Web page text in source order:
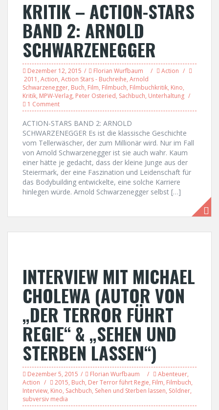
KRITIK – ACTION-STARS
BAND 2: ARNOLD
SCHWARZENEGGER
Dezember 12, 2015 Florian Wurfbaum
Action
2011 , Action, Action Stars - Buchreihe, Arnold
Schwarzenegger, Buch, Film, Filmbuch, Filmbuchkritik, Kino,
Kritik, MPW-Verlag, Peter Osteried, Sachbuch, Unterhaltung
1 Comment
ACTION-STARS BAND 2: ARNOLD
SCHWARZENEGGER Es ist die klassische Geschichte
vom Tellerwäscher, der zum Millionär wird. Nur im Fall
von Arnold Schwarzenegger ist sie auch wahr. Kaum
einer hätte je gedacht, dass der kleine Junge aus der
Steiermark, der eine Faszination und Leidenschaft für
das Bodybuilding entwickelte, eine solche Karriere
hinlegen würde. Arnold Schwarzenegger selbst […]
INTERVIEW MIT MICHAEL
CHOLEWA (AUTOR VON
„DER TERROR FÜHRT
REGIE“ & „SEHEN UND
STERBEN LASSEN“)
Dezember 5, 2015 Florian Wurfbaum Abenteuer,
Action
2015, Buch, Der Terror führt Regie, Film, Filmbuch,
Interview, Kino, Sachbuch, Sehen und Sterben lassen, Söldner,
subversiv media